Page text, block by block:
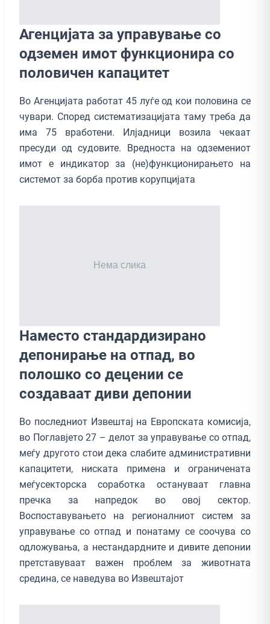
Агенцијата за управување со
одземен имот функционира со
половичен капацитет
Во Агенцијата работат 45 луѓе од кои половина се
чувари. Според систематизацијата таму треба да
има 75 вработени. Илјадници возила чекаат
пресуди од судовите. Вредноста на одземениот
имот е индикатор за (не)функционирањето на
системот за борба против корупцијата
Наместо стандардизирано
депонирање на отпад, во
полошко со децении се
создаваат диви депонии
Во последниот Извештај на Европската комисија,
во Поглавјето 27 – делот за управување со отпад,
меѓу другото стои дека слабите административни
капацитети, ниската примена и ограничената
меѓусекторска соработка остануваат главна
пречка за напредок во овој сектор.
Воспоставувањето на регионалниот систем за
управување со отпад и понатаму се соочува со
одложувања, а нестандардните и дивите депонии
претставуваат важен проблем за животната
средина, се наведува во Извештајот